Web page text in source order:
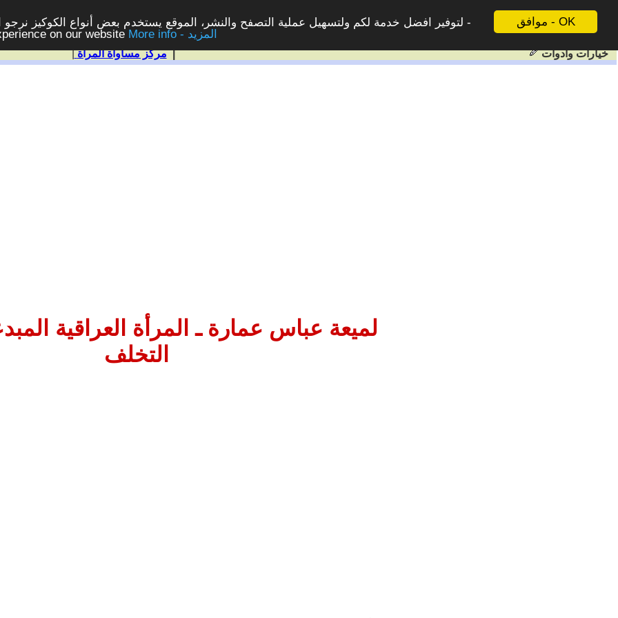
موافق - OK
لتوفير افضل خدمة لكم ولتسهيل عملية التصفح والنشر، الموقع يستخدم بعض أنواع الكوكيز
on our website
More info - المزيد
| مركز مساواة المرأة| خيارات وادوات
لميعة عباس عمارة ـ المرأة العراقية
التخلف